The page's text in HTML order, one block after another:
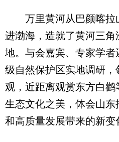
万里黄河从巴颜喀拉
进渤海，造就了黄河三角
地。与会嘉宾、专家学
级自然保护区实地调研
观，近距离观赏东方白
生态文化之美，体会山
和高质量发展带来的新